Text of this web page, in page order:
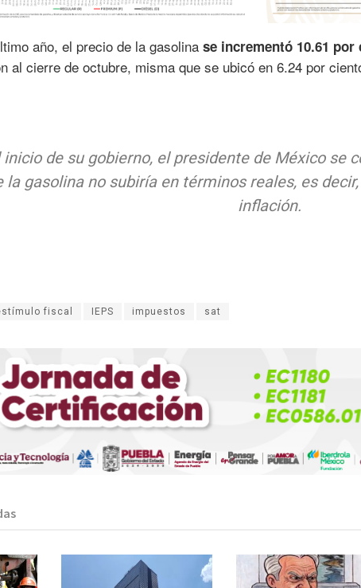
año, el precio de la gasolina se incrementó 10.61 por
al cierre de octubre, misma que se ubicó en 6.24 por
inicio de su gobierno, el presidente de México se
la gasolina no subiría en términos reales, es
inflación.
fiscal IEPS impuestos sat